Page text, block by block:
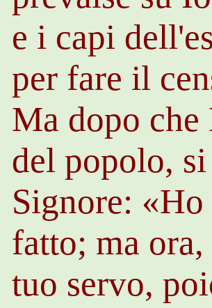
e i capi
per fare il
Ma dopo
del popolo,
Signore:
fatto; ma
tuo servo,